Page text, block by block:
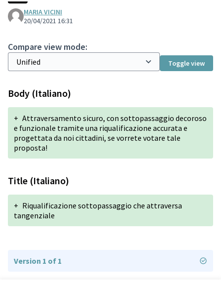
MARIA VICINI
20/04/2021 16:31
Compare view mode:
Toggle view
Body (Italiano)
+ Attraversamento sicuro, con sottopassaggio decoroso
e funzionale tramite una riqualificazione accurata e
progettata da noi cittadini, se vorrete votare tale
proposta!
Title (Italiano)
+ Riqualificazione sottopassaggio che attraversa
tangenziale
Version 1 of 1